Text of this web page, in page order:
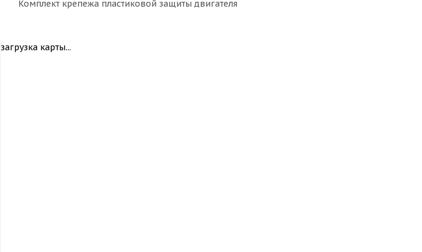
Комплект крепежа пластиковой защиты двигателя
загрузка карты...